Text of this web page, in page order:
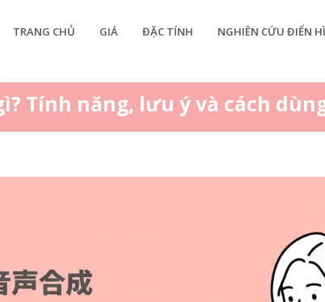
TRANG CHỦ GIÁ ĐẶC TÍNH NGHIÊN CỨU ĐIỂN
Tính năng, lưu ý và cách